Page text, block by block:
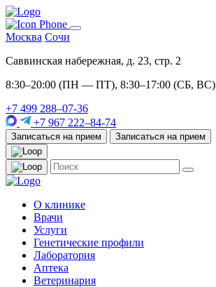
Москва Сочи
Саввинская набережная, д. 23, стр. 2
8:30–20:00 (ПН — ПТ), 8:30–17:00 (СБ, ВС)
+7 499 288–07-36
+7 967 222–84-74
Записаться на прием Записаться на прием
О клинике
Врачи
Услуги
Генетические профили
Лаборатория
Аптека
Ветеринария